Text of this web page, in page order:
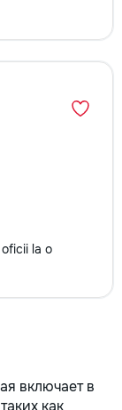
la o
включает в
как